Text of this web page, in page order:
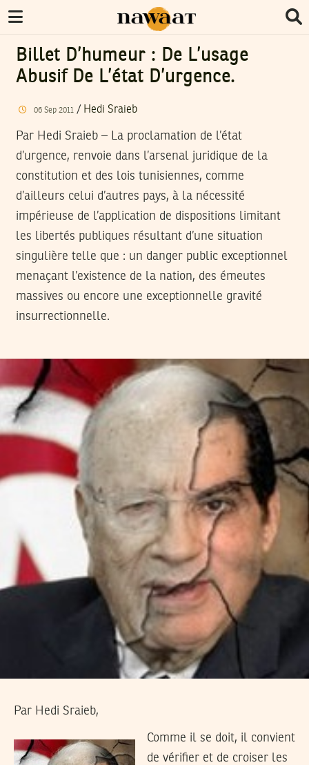
Billet D’humeur : De L’usage
Abusif De L’état D’urgence.
06 Sep 2011/ Hedi Sraieb
Par Hedi Sraieb – La proclamation de l’état
d’urgence, renvoie dans l’arsenal juridique de la
constitution et des lois tunisiennes, comme
d’ailleurs celui d’autres pays, à la nécessité
impérieuse de l’application de dispositions limitant
les libertés publiques résultant d’une situation
singulière telle que : un danger public exceptionnel
menaçant l’existence de la nation, des émeutes
massives ou encore une exceptionnelle gravité
insurrectionnelle.
Par Hedi Sraieb,
Comme il se doit, il convient
de vérifier et de croiser les